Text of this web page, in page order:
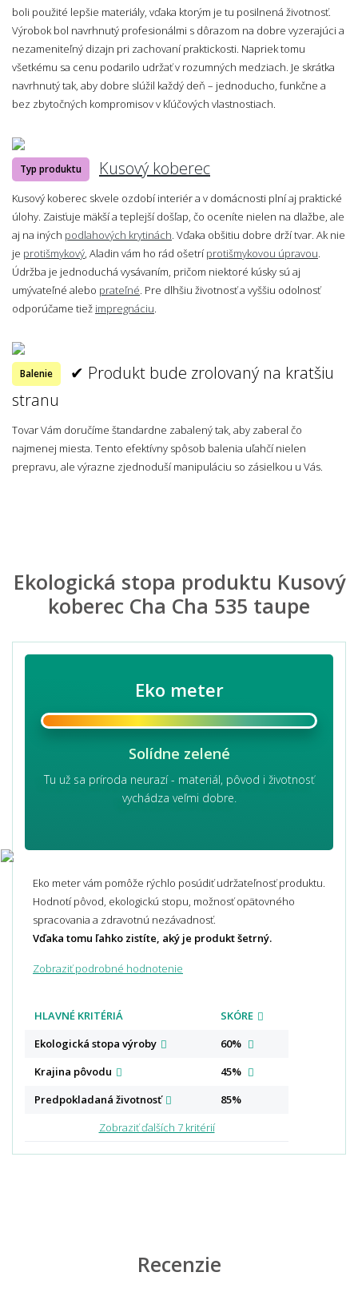
boli použité lepšie materiály, vďaka ktorým je tu posilnená životnosť.
Výrobok bol navrhnutý profesionálmi s dôrazom na dobre vyzerajúci a
nezameniteľný dizajn pri zachovaní praktickosti. Napriek tomu
všetkému sa cenu podarilo udržať v rozumných medziach. Je skrátka
navrhnutý tak, aby dobre slúžil každý deň – jednoducho, funkčne a
bez zbytočných kompromisov v kľúčových vlastnostiach.
Typ produktu Kusový koberec
Kusový koberec skvele ozdobí interiér a v domácnosti plní aj praktické
úlohy. Zaisťuje mäkší a teplejší došľap, čo oceníte nielen na dlažbe, ale
aj na iných podlahových krytinách . Vďaka obšitiu dobre drží tvar. Ak nie
je protišmykový , Aladin vám ho rád ošetríprotišmykovou úpravou
Údržba je jednoduchá vysávaním, pričom niektoré kúsky sú aj
umývateľné alebo prateľné . Pre dlhšiu životnosť a vyššiu odolnosť
odporúčame tiež impregnáciu
Balenie
✔ Produkt bude zrolovaný na kratšiu
stranu
Tovar Vám doručíme štandardne zabalený tak, aby zaberal čo
najmenej miesta. Tento efektívny spôsob balenia uľahčí nielen
prepravu, ale výrazne zjednoduší manipuláciu so zásielkou u Vás.
Ekologická stopa produktu Kusový
koberec Cha Cha 535 taupe
Eko meter
Solídne zelené
Tu už sa príroda neurazí - materiál, pôvod i životnosť
vychádza veľmi dobre.
Eko meter vám pomôže rýchlo posúdiť udržateľnosť produktu.
Hodnotí pôvod, ekologickú stopu, možnosť opätovného
spracovania a zdravotnú nezávadnosť.
Vďaka tomu ľahko zistíte, aký je produkt šetrný.
Zobraziť podrobné hodnotenie
HLAVNÉ KRITÉRIÁ
SKÓRE
Ekologická stopa výroby
60%
Krajina pôvodu
45%
Predpokladaná životnosť
85%
Zobraziť ďalších 7 kritérií
Recenzie